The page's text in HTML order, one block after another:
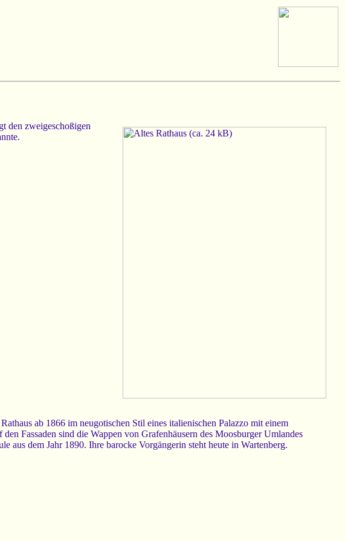
den zweigeschoßigen
ab 1866 im neugotischen Stil eines italienischen Palazzo mit einem
Fassaden sind die Wappen von Grafenhäusern des Moosburger Umlandes
aus dem Jahr 1890. Ihre barocke Vorgängerin steht heute in Wartenberg.